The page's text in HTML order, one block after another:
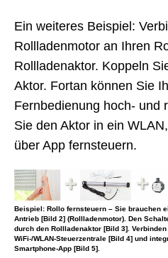
Ein weiteres Beispiel:
Rollladenmotor an Ihren
Rollladenaktor. Koppeln
Aktor. Fortan können Sie
Fernbedienung hoch- und
Sie den Aktor in ein
über App fernsteuern.
Beispiel: Rollo fernsteuern – Sie brauchen
Antrieb [Bild 2] (Rollladenmotor). Den
durch den Rollladenaktor [Bild 3].
WiFi-/WLAN-Steuerzentrale [Bild 4] und
Smartphone-App [Bild 5].